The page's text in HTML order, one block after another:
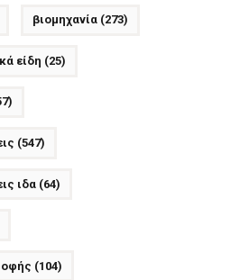
βιομηχανία(273)
είδη (25)
(547)
ιδα(64)
(104)